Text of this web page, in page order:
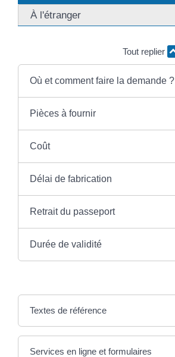
À l'étranger
Tout replier
Où et comment faire la demande ?
Pièces à fournir
Coût
Délai de fabrication
Retrait du passeport
Durée de validité
Textes de référence
Services en ligne et formulaires